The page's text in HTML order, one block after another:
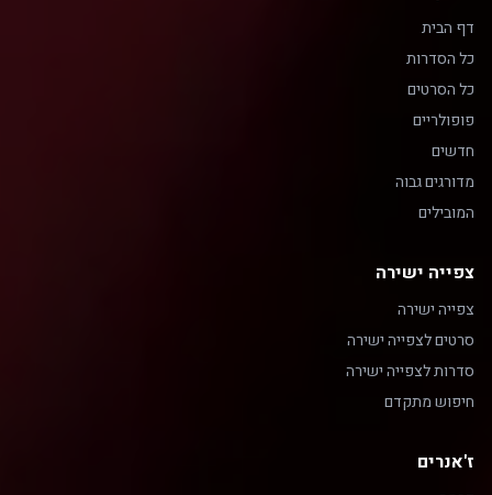
דף הבית
כל הסדרות
כל הסרטים
פופולריים
חדשים
מדורגים גבוה
המובילים
צפייה ישירה
צפייה ישירה
סרטים לצפייה ישירה
סדרות לצפייה ישירה
חיפוש מתקדם
ז'אנרים